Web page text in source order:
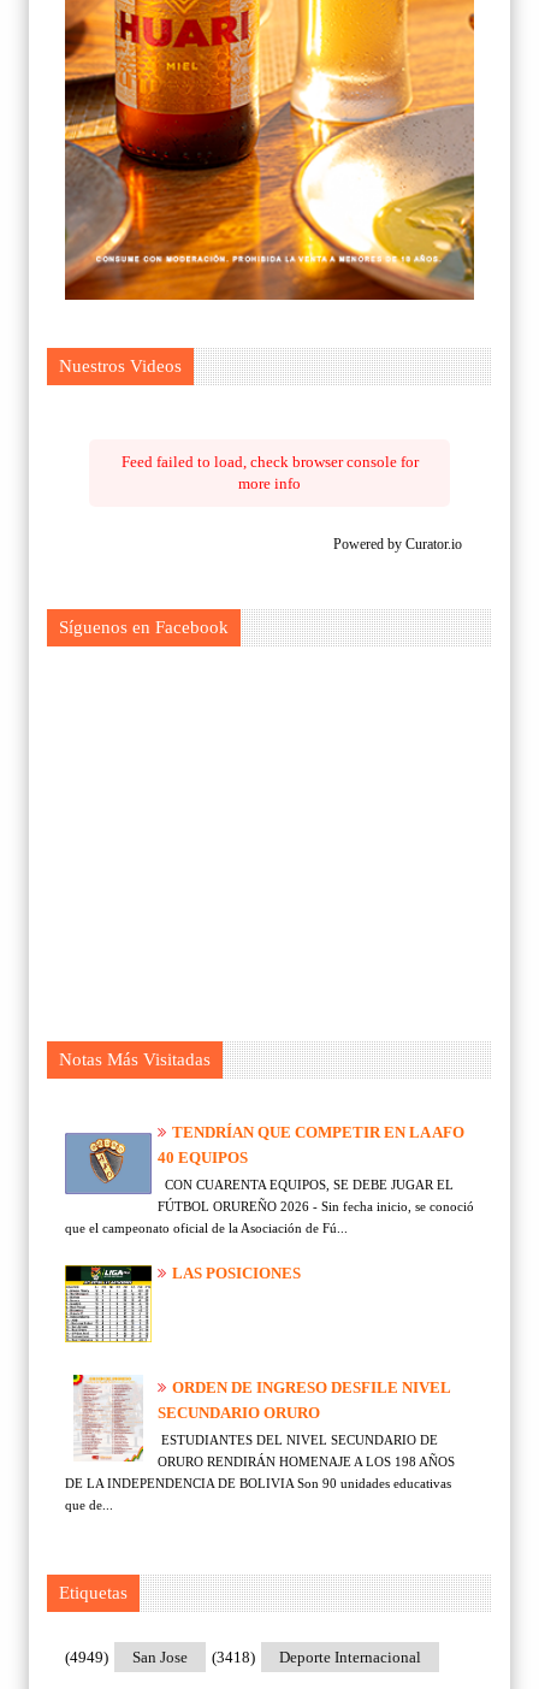
Nuestros Videos
Feed failed to load, check browser console for
more info
Powered by Curator.io
Síguenos en Facebook
Notas Más Visitadas
TENDRÍAN QUE COMPETIR EN LA AFO
40 EQUIPOS
CON CUARENTA EQUIPOS, SE DEBE JUGAR EL
FÚTBOL ORUREÑO 2026 - Sin fecha inicio, se conoció
que el campeonato oficial de la Asociación de Fú...
LAS POSICIONES
ORDEN DE INGRESO DESFILE NIVEL
SECUNDARIO ORURO
ESTUDIANTES DEL NIVEL SECUNDARIO DE
ORURO RENDIRÁN HOMENAJE A LOS 198 AÑOS
DE LA INDEPENDENCIA DE BOLIVIA Son 90 unidades educativas
que de...
Etiquetas
San Jose
(4949) Deporte Internacional
(3418)